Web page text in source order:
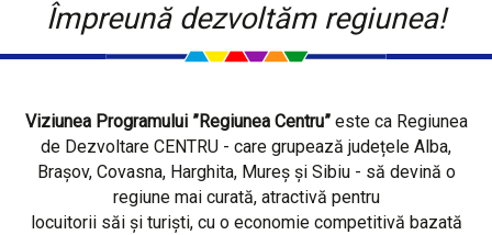
Împreună dezvoltăm regiunea!
Viziunea Programului ”Regiunea Centru”este ca Regiunea
de Dezvoltare CENTRU - care grupează județele Alba,
Brașov, Covasna, Harghita, Mureș și Sibiu - să devină o
regiune mai curată, atractivă pentru
locuitorii săi și turiști, cu o economie competitivă bazată